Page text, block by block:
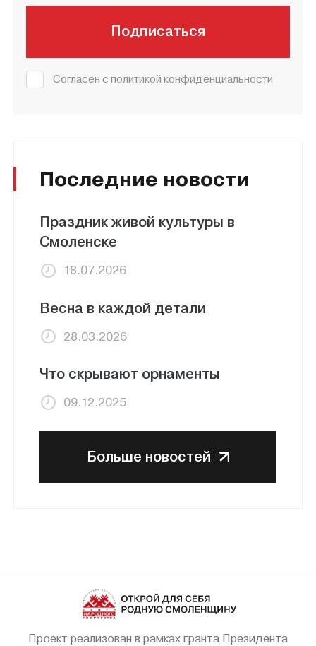
Подписаться
Согласен с политикой конфиденциальности
Последние новости
Праздник живой культуры в
Смоленске
18.07.2026
Весна в каждой детали
28.03.2026
Что скрывают орнаменты
09.12.2025
Больше новостей
Проект реализован в рамках гранта Президента